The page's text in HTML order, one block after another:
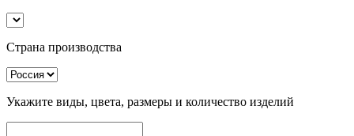
Страна производства
Укажите виды, цвета, размеры и количество изделий